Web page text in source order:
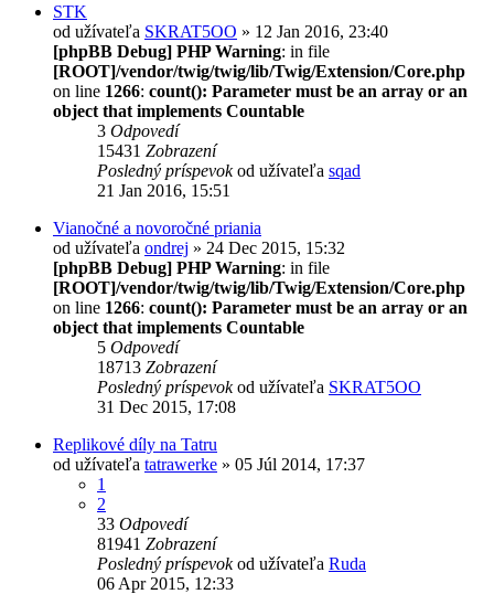
STK
od užívateľa SKRAT5OO » 12 Jan 2016, 23:40
[phpBB Debug] PHP Warning: in file
[ROOT]/vendor/twig/twig/lib/Twig/Extension/Core.php
on line 1266: count(): Parameter must be an array or an
object that implements Countable
3 Odpovedí
15431 Zobrazení
Posledný príspevokod užívateľa sqad
21 Jan 2016, 15:51
Vianočné a novoročné priania
od užívateľa ondrej » 24 Dec 2015, 15:32
[phpBB Debug] PHP Warning: in file
[ROOT]/vendor/twig/twig/lib/Twig/Extension/Core.php
on line 1266: count(): Parameter must be an array or an
object that implements Countable
5 Odpovedí
18713 Zobrazení
Posledný príspevokod užívateľa SKRAT5OO
31 Dec 2015, 17:08
Replikové díly na Tatru
od užívateľa tatrawerke » 05 Júl 2014, 17:37
1
2
33 Odpovedí
81941 Zobrazení
Posledný príspevokod užívateľa Ruda
06 Apr 2015, 12:33